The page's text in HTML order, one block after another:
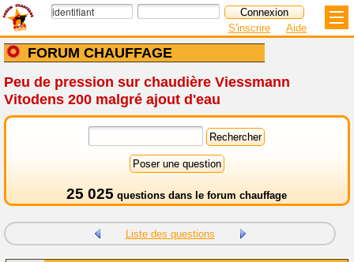
FORUM CHAUFFAGE
S'inscrire Aide
Peu de pression sur chaudière Viessmann
Vitodens 200 malgré ajout d'eau
25 025 questions dans le forum chauffage
Liste des questions